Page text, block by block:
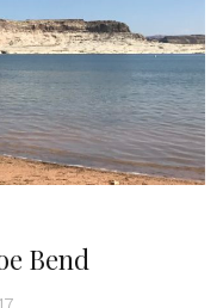
Bend